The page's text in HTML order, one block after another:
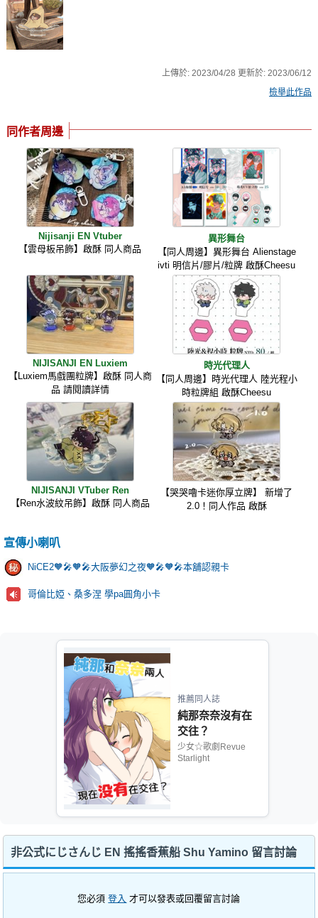
上傳於:2023/04/28 更新於:2023/06/12
檢舉此作品
同作者周邊
Nijisanji EN Vtuber
【雲母板吊飾】啟酥 同人商品
異形舞台
【同人周邊】異形舞台 Alienstage
ivti 明信片/膠片/粒牌 啟酥Cheesu
NIJISANJI EN Luxiem
【Luxiem馬戲團粒牌】啟酥 同人商
品 請閱讀詳情
時光代理人
【同人周邊】時光代理人 陸光程小
時粒牌組 啟酥Cheesu
NIJISANJI VTuber Ren
【Ren水波紋吊飾】啟酥 同人商品
【哭哭嚕卡迷你厚立牌】 新增了
2.0！同人作品 啟酥
宣傳小喇叭
NiCE2🧡🎤🧡🎤大阪夢幻之夜🧡🎤🧡🎤本舖認親卡
哥倫比婭、桑多涅 學pa圓角小卡
推薦同人誌
純那奈奈沒有在
交往？
少女☆歌劇Revue
Starlight
非公式にじさんじ EN 搖搖香蕉船 Shu Yamino 留言討論
您必須登入 才可以發表或回覆留言討論